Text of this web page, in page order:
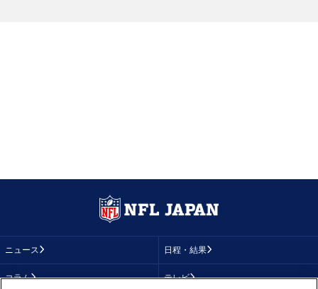
ニュース 日程・結果
コラム テレビ